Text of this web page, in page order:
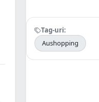
Tag-uri:
Aushopping